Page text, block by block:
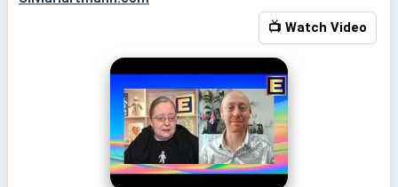
📺 Watch Video